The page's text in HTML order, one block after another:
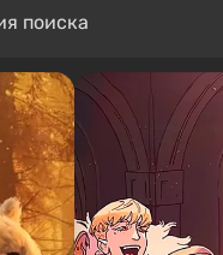
поиска